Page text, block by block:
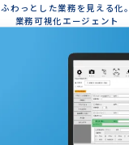
ふわっとした業務を見える化。
業務可視化エージェント